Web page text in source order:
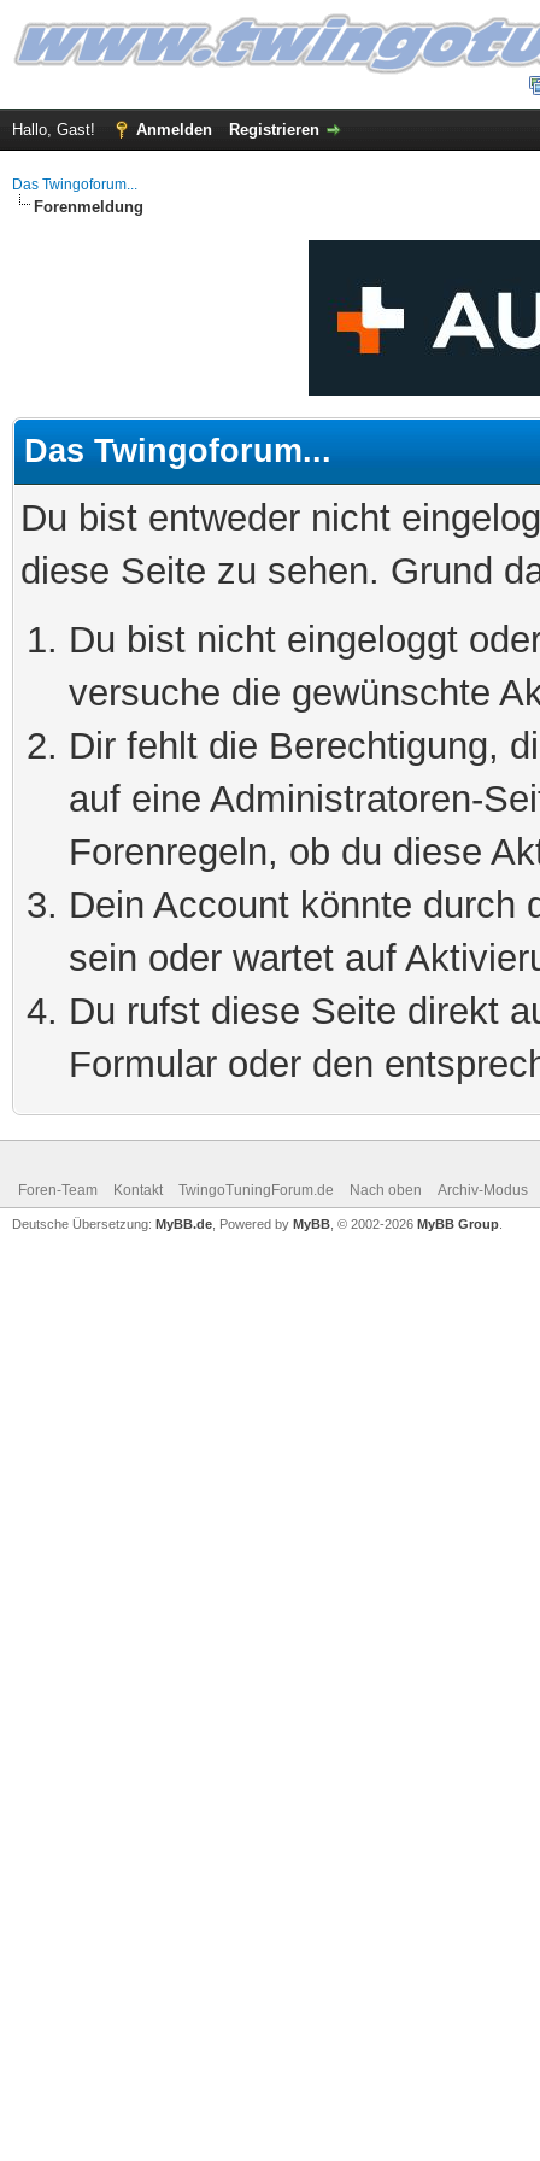
Hallo, Gast! Anmelden Registrieren
Das Twingoforum...
Forenmeldung
Das Twingoforum...
Du bist entweder nicht
diese Seite zu sehen. Grund
Du bist nicht eingeloggt
versuche die gewünschte
Dir fehlt die Berechtigung,
auf eine Administratoren-
Forenregeln, ob du diese
Dein Account könnte durch
sein oder wartet auf
Du rufst diese Seite direkt
Formular oder den
Foren-Team Kontakt TwingoTuningForum.de Nach oben Archiv-Modus
Deutsche Übersetzung: MyBB.de , Powered by MyBB , © 2002-2026 MyBB Group